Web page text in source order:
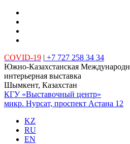
COVID-19 | +7 727 258 34 34
Южно-Казахстанская
интерьерная выставка
Шымкент, Казахстан
КГУ «Выставочный центр»
микр. Нурсат, проспект Астана 12
KZ
RU
EN